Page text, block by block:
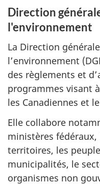
Direction
l'environnement
La Direction
l’environnement
des règlements et
programmes visant
les Canadiennes et
Elle collabore
ministères
territoires, les
municipalités, le
organismes non